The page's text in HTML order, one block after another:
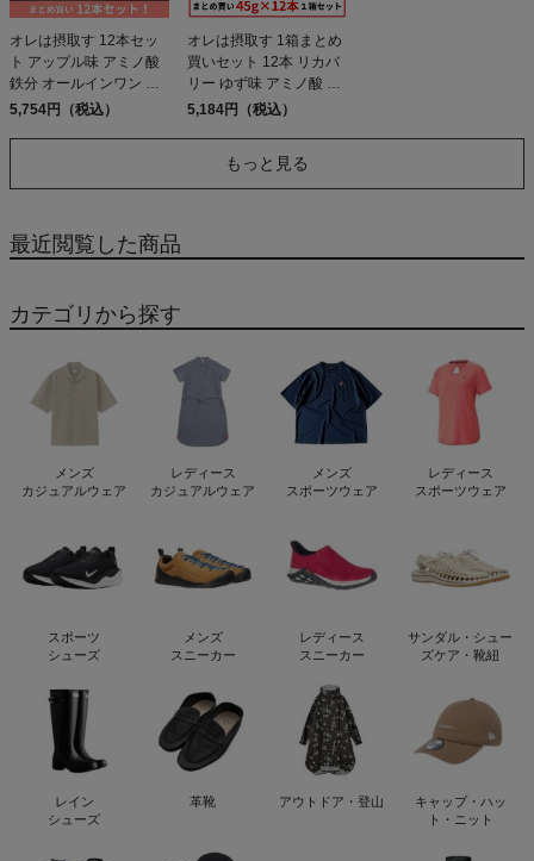
オレは摂取す 12本セッ
ト アップル味 アミノ酸
鉄分 オールインワン ゼ
リー飲料 スポーツ トレ
レイルランニング ウル
OREHASESSHUSU
5,754円（税込）
オレは摂取す 1箱まとめ
買いセット 12本 リカバ
リー ゆず味 アミノ酸 ス
ポーツ トレーニング 栄
ン トライアスロン
OREHASESSHUSU
5,184円（税込）
もっと見る
最近閲覧した商品
カテゴリから探す
メンズ
カジュアルウェア
レディース
カジュアルウェア
メンズ
スポーツウェア
レディース
スポーツウェア
スポーツ
シューズ
メンズ
スニーカー
レディース
スニーカー
サンダル・シュー
ズケア・靴紐
レイン
シューズ
革靴 アウトドア・登山
キャップ・ハッ
ト・ニット